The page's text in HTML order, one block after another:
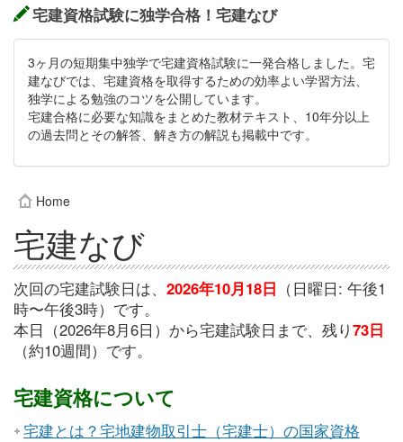
宅建資格試験に独学合格！宅建なび
3ヶ月の短期集中独学で宅建資格試験に一発合格しました。宅
建なびでは、宅建資格を取得するための効率よい学習方法、
独学による勉強のコツを公開しています。
宅建合格に必要な知識をまとめた教材テキスト、10年分以上
の過去問とその解答、解き方の解説も掲載中です。
Home
宅建なび
次回の宅建試験日は、 2026年10月18日 （日曜日: 午後1
時〜午後3時）です。
本日（2026年8月6日）から宅建試験日まで、残り73日
（約10週間）です。
宅建資格について
宅建とは？宅地建物取引士（宅建士）の国家資格